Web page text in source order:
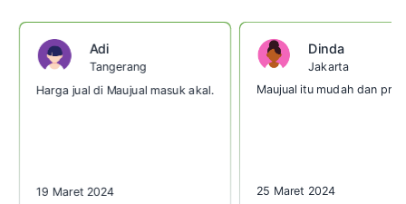
Adi
Tangerang
Harga jual di Maujual masuk akal.
19 Maret 2024
Dinda
Jakarta
Maujual itu mudah dan
25 Maret 2024